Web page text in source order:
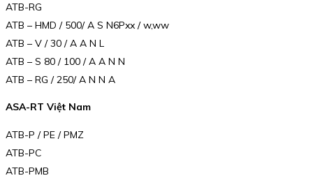
ATB-RG
ATB – HMD / 500/ A S N6Pxx / w,ww
ATB – V / 30 / A A N L
ATB – S 80 / 100 / A A N N
ATB – RG / 250/ A N N A
ASA-RT Việt Nam
ATB-P / PE / PMZ
ATB-PC
ATB-PMB